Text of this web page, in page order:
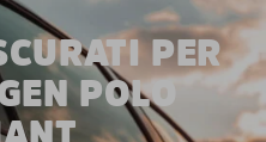
PER
POLO